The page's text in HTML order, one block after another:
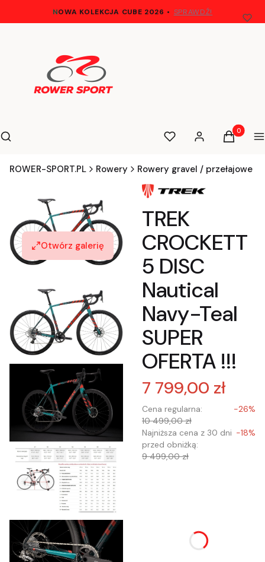
NOWA KOLEKCJA CUBE 2026 • SPRAWDŹ!
Otwórz wyszukiwarkę
Szukaj UlubioneZaloguj sięProdukty
Koszyk
ROWER-SPORT.PL Rowery Rowery gravel / przełajowe
Otwórz galerię
TREK
CROCKETT
5 DISC
Nautical
Navy-Teal
SUPER
OFERTA !!!
7 799,00 zł
Cena regularna:
10 499,00 zł
-26%
Najniższa cena z 30 dni
przed obniżką:
9 499,00 zł
-18%
mogą różnić się ceną